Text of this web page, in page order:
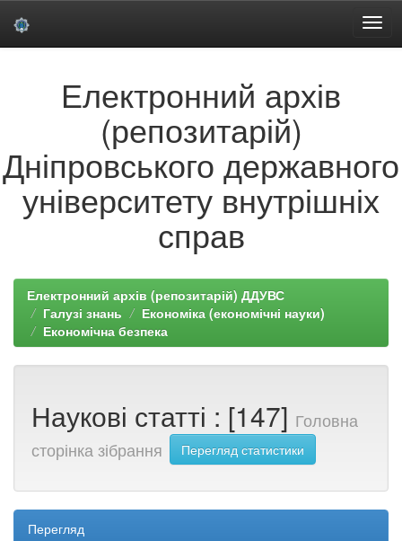
Електронний архів
(репозитарій)
Дніпровського державного
університету внутрішніх
справ
Електронний архів (репозитарій) ДДУВС
Галузі знань
Економіка (економічні науки)
Економічна безпека
Наукові статті : [147] Головна
сторінка зібрання
Перегляд статистики
Перегляд